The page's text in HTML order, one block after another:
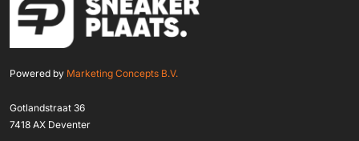
Powered by Marketing Concepts B.V.
Gotlandstraat 36
7418 AX Deventer